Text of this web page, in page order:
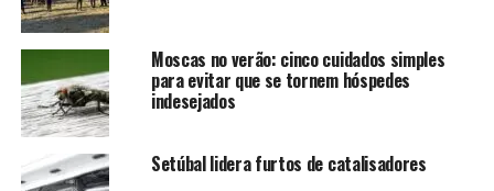
Moscas no verão: cinco cuidados simples
para evitar que se tornem hóspedes
indesejados
Setúbal lidera furtos de catalisadores